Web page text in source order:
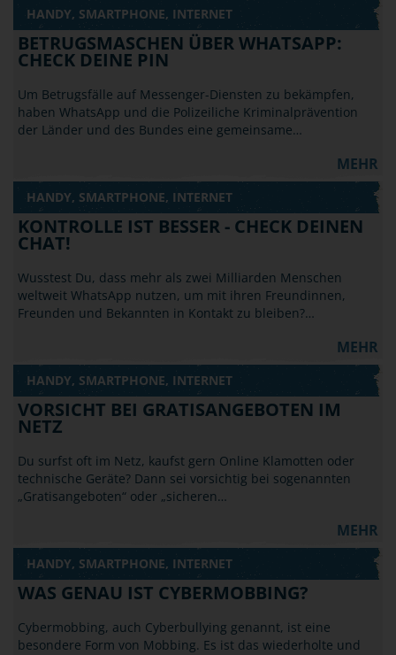
HANDY, SMARTPHONE, INTERNET
BETRUGSMASCHEN ÜBER WHATSAPP:
CHECK DEINE PIN
Um Betrugsfälle auf Messenger-Diensten zu bekämpfen,
haben WhatsApp und die Polizeiliche Kriminalprävention
der Länder und des Bundes eine gemeinsame…
MEHR
HANDY, SMARTPHONE, INTERNET
KONTROLLE IST BESSER - CHECK DEINEN
CHAT!
Wusstest Du, dass mehr als zwei Milliarden Menschen
weltweit WhatsApp nutzen, um mit ihren Freundinnen,
Freunden und Bekannten in Kontakt zu bleiben?…
MEHR
HANDY, SMARTPHONE, INTERNET
VORSICHT BEI GRATISANGEBOTEN IM
NETZ
Du surfst oft im Netz, kaufst gern Online Klamotten oder
technische Geräte? Dann sei vorsichtig bei sogenannten
„Gratisangeboten“ oder „sicheren…
MEHR
HANDY, SMARTPHONE, INTERNET
WAS GENAU IST CYBERMOBBING?
Cybermobbing, auch Cyberbullying genannt, ist eine
besondere Form von Mobbing. Es ist das wiederholte und